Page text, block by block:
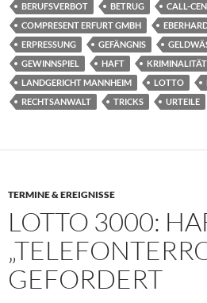
BERUFSVERBOT BETRUG
CALL-
COMPRESENT ERFURT GMBH
ERPRESSUNG
GEFÄNGNIS
GEWINNSPIEL
HAFT
KRIMINALITÄT
LANDGERICHT MANNHEIM
LOTTO
RECHTSANWALT
TRICKS URTEILE
TERMINE & EREIGNISSE
LOTTO 3000:
GEFORDERT